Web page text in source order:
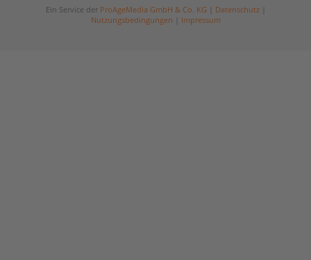
Ein Service der ProAgeMedia GmbH & Co. KG Datenschutz|
Nutzungsbedingungen
Impressum